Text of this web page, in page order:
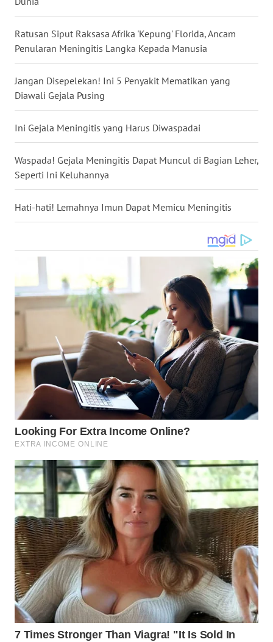
Ratusan Siput Raksasa Afrika 'Kepung' Florida, Ancam
Penularan Meningitis Langka Kepada Manusia
Jangan Disepelekan! Ini 5 Penyakit Mematikan yang
Diawali Gejala Pusing
Ini Gejala Meningitis yang Harus Diwaspadai
Waspada! Gejala Meningitis Dapat Muncul di Bagian Leher,
Seperti Ini Keluhannya
Hati-hati! Lemahnya Imun Dapat Memicu Meningitis
WN
NUSANTARA
WN
BALI
KALBAR
KALTENG
WN
KALTARA
KALSEL
WN
KALTIM
WN
SULSEL
WN
GORONTALO
WN
SULUT
WN
MALUKU
WN
MALUT